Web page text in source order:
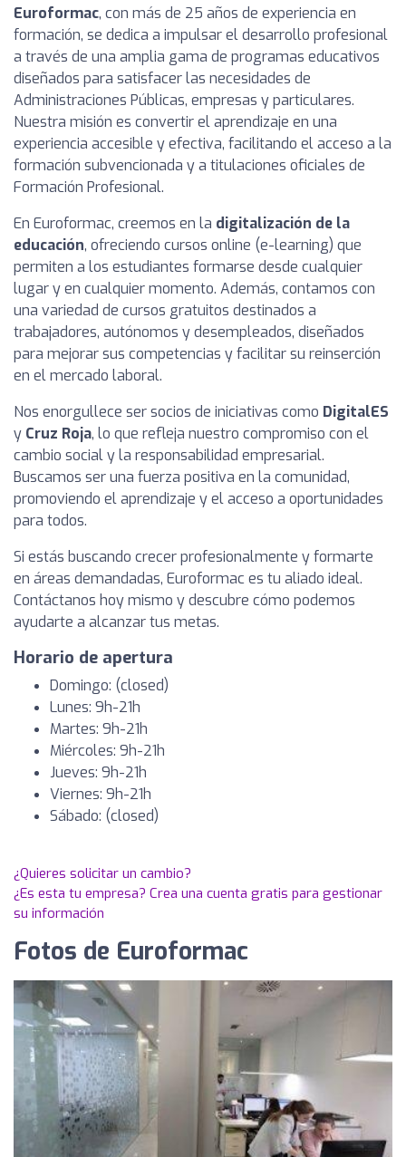
Euroformac, con más de 25 años de experiencia en
formación, se dedica a impulsar el desarrollo profesional
a través de una amplia gama de programas educativos
diseñados para satisfacer las necesidades de
Administraciones Públicas, empresas y particulares.
Nuestra misión es convertir el aprendizaje en una
experiencia accesible y efectiva, facilitando el acceso a la
formación subvencionada y a titulaciones oficiales de
Formación Profesional.
En Euroformac, creemos en la digitalización de la
educación, ofreciendo cursos online (e-learning) que
permiten a los estudiantes formarse desde cualquier
lugar y en cualquier momento. Además, contamos con
una variedad de cursos gratuitos destinados a
trabajadores, autónomos y desempleados, diseñados
para mejorar sus competencias y facilitar su reinserción
en el mercado laboral.
Nos enorgullece ser socios de iniciativas como DigitalES
y Cruz Roja, lo que refleja nuestro compromiso con el
cambio social y la responsabilidad empresarial.
Buscamos ser una fuerza positiva en la comunidad,
promoviendo el aprendizaje y el acceso a oportunidades
para todos.
Si estás buscando crecer profesionalmente y formarte
en áreas demandadas, Euroformac es tu aliado ideal.
Contáctanos hoy mismo y descubre cómo podemos
ayudarte a alcanzar tus metas.
Horario de apertura
Domingo: (closed)
Lunes: 9h-21h
Martes: 9h-21h
Miércoles: 9h-21h
Jueves: 9h-21h
Viernes: 9h-21h
Sábado: (closed)
¿Quieres solicitar un cambio?
¿Es esta tu empresa? Crea una cuenta gratis para gestionar
su información
Fotos de Euroformac